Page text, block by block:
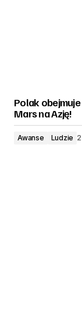
Polak
Mars na Azję!
Awanse Ludzie